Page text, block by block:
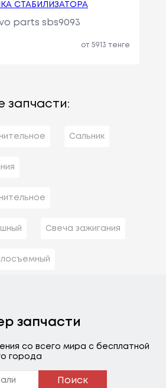
СТАБИЛИЗАТОРА
parts sbs9093
от 5913 тенге
запчасти:
Сальник
Свеча зажигания
запчасти
со всего мира с бесплатной
города
Поиск